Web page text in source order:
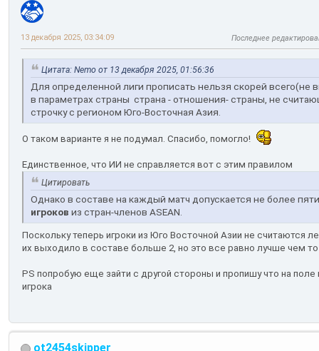
13 декабря 2025, 03:34:09 Последнее
Цитата: Nemo от 13 декабря 2025, 01:56:36
Для определенной лиги прописать нельзя скорей всего(не
в параметрах страны страна - отношения- страны, не
строчку с регионом Юго-Восточная Азия.
О таком варианте я не подумал. Спасибо, помогло!
Единственное, что ИИ не справляется вот с этим правилом
Цитировать
Однако в составе на каждый матч допускается не более
игроков из стран-членов ASEAN.
Поскольку теперь игроки из Юго Восточной Азии не считаются
их выходило в составе больше 2, но это все равно лучше чем
PS попробую еще зайти с другой стороны и пропишу что на
игрока
ot2454skipper